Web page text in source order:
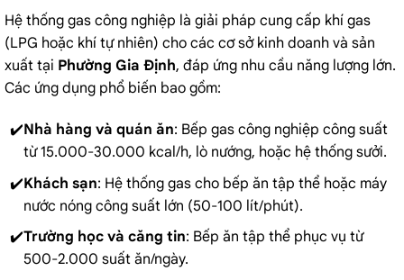
Hệ thống gas công nghiệp là giải pháp cung cấp khí gas
(LPG hoặc khí tự nhiên) cho các cơ sở kinh doanh và sản
xuất tại Phường Gia Định, đáp ứng nhu cầu năng lượng lớn.
Các ứng dụng phổ biến bao gồm:
Nhà hàng và quán ăn: Bếp gas công nghiệp công suất
từ 15.000-30.000 kcal/h, lò nướng, hoặc hệ thống sưởi.
Khách sạn: Hệ thống gas cho bếp ăn tập thể hoặc máy
nước nóng công suất lớn (50-100 lít/phút).
Trường học và căng tin: Bếp ăn tập thể phục vụ từ
500-2.000 suất ăn/ngày.